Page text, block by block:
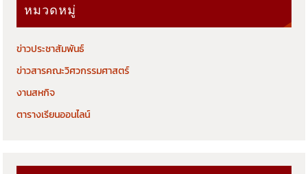
หมวดหมู่
ข่าวประชาสัมพันธ์
ข่าวสารคณะวิศวกรรมศาสตร์
งานสหกิจ
ตารางเรียนออนไลน์